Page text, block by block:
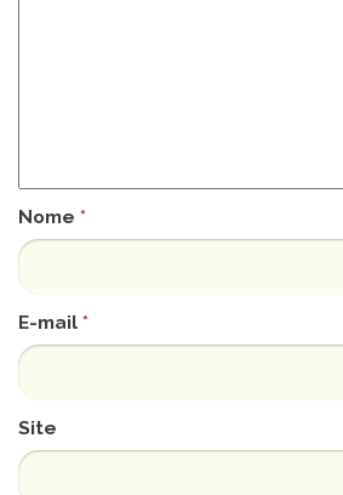
Nome *
E-mail *
Site